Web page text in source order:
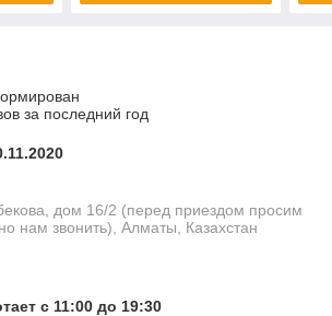
за последний год
дом 16/2 (перед приездом просим
нам звонить), Алматы, Казахстан
с 11:00 до 19:30